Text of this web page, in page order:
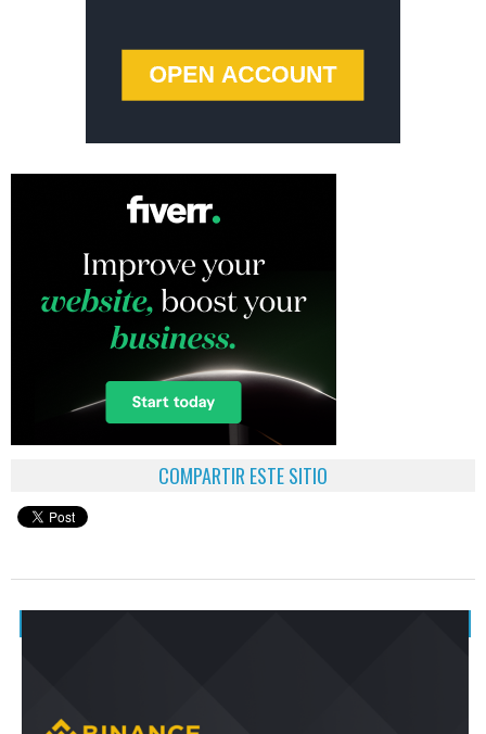
COMPARTIR ESTE SITIO